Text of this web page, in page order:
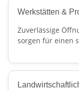
Werkstätten &
Zuverlässige
sorgen für einen